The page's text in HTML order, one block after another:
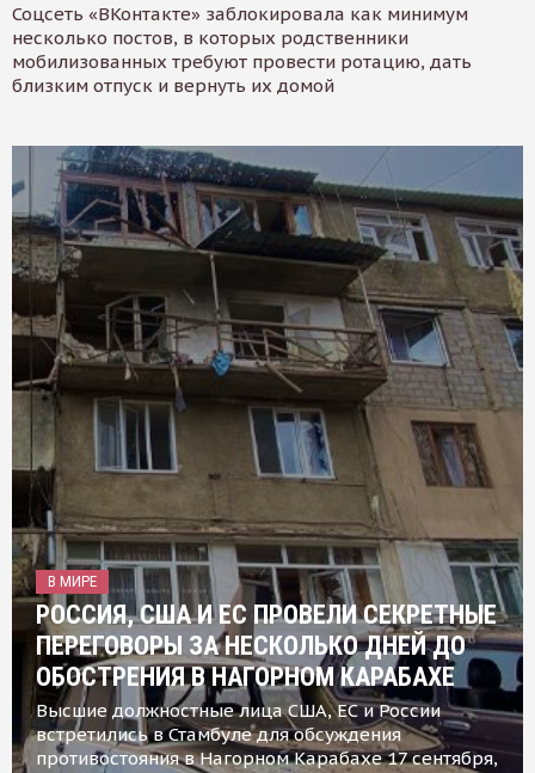
Соцсеть «ВКонтакте» заблокировала как минимум
несколько постов, в которых родственники
мобилизованных требуют провести ротацию, дать
близким отпуск и вернуть их домой
В МИРЕ
РОССИЯ, США И ЕС ПРОВЕЛИ СЕКРЕТНЫЕ
ПЕРЕГОВОРЫ ЗА НЕСКОЛЬКО ДНЕЙ ДО
ОБОСТРЕНИЯ В НАГОРНОМ КАРАБАХЕ
Высшие должностные лица США, ЕС и России
встретились в Стамбуле для обсуждения
противостояния в Нагорном Карабахе 17 сентября,